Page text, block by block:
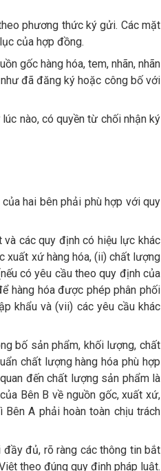
phương thức ký gửi. Các mặt
của hợp đồng.
gốc hàng hóa, tem, nhãn, nhãn
đã đăng ký hoặc công bố với
nào, có quyền từ chối nhận ký
hai bên phải phù hợp với quy
các quy định có hiệu lực khác
xuất xứ hàng hóa, (ii) chất lượng
có yêu cầu theo quy định của
hàng hóa được phép phân phối
khẩu và (vii) các yêu cầu khác
bố sản phẩm, khối lượng, chất
chất lượng hàng hóa phù hợp
đến chất lượng sản phẩm là
Bên B về nguồn gốc, xuất xứ,
A phải hoàn toàn chịu trách
đầy đủ, rõ ràng các thông tin bắt
theo đúng quy định pháp luật.